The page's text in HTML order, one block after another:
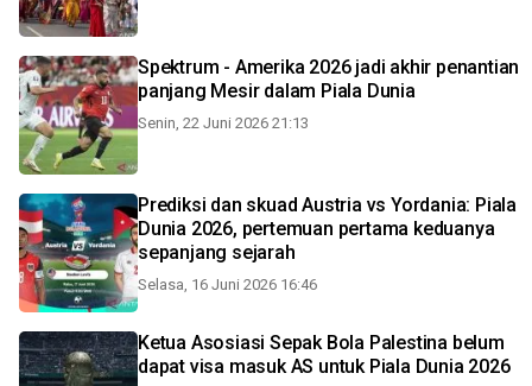
Spektrum - Amerika 2026 jadi akhir penantian
panjang Mesir dalam Piala Dunia
Senin, 22 Juni 2026 21:13
Prediksi dan skuad Austria vs Yordania: Piala
Dunia 2026, pertemuan pertama keduanya
sepanjang sejarah
Selasa, 16 Juni 2026 16:46
Ketua Asosiasi Sepak Bola Palestina belum
dapat visa masuk AS untuk Piala Dunia 2026